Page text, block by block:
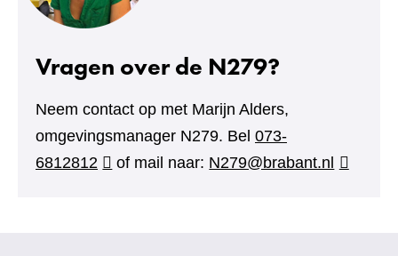
Vragen over de N279?
Neem contact op met Marijn Alders,
omgevingsmanager N279. Bel 073-
6812812
of mail naar: N279@brabant.nl